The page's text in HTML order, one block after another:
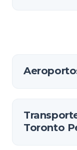
Toronto